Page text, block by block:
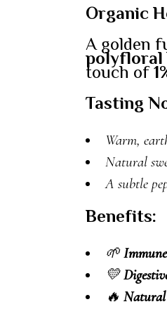
Organic
A golden
polyfloral
touch of
Tasting
Warm,
Natural
A subtle
Benefits:
🌱
💛
🔥 Natural